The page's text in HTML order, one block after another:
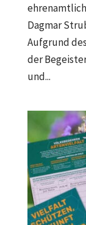
Dagmar
Aufgrund
der
und...